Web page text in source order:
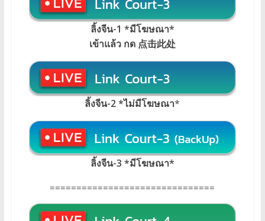
ลิ้งจีน-1 *มีโฆษณา*
เข้าแล้ว กด 点击此处
ลิ้งจีน-2 *ไม่มีโฆษณา*
ลิ้งจีน-3 *มีโฆษณา*
===============================